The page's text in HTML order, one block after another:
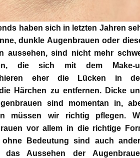
haben sich in letzten Jahren
dunkle Augenbrauen oder
aussehen, sind nicht mehr
die sich mit dem Make-
eher die Lücken in
Härchen zu entfernen. Dicke
sind momentan in,
müssen wir richtig pflegen.
vor allem in die richtige
Bedeutung sind auch
das Aussehen der